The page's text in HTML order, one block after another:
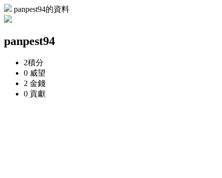
panpest94的資料
panpest94
2積分
0 威望
2 金錢
0 貢獻